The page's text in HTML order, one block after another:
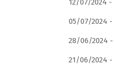
12/07/2024 -
05/07/2024 -
28/06/2024 -
21/06/2024 -